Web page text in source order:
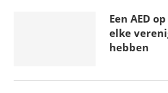
Een AED
elke
hebben